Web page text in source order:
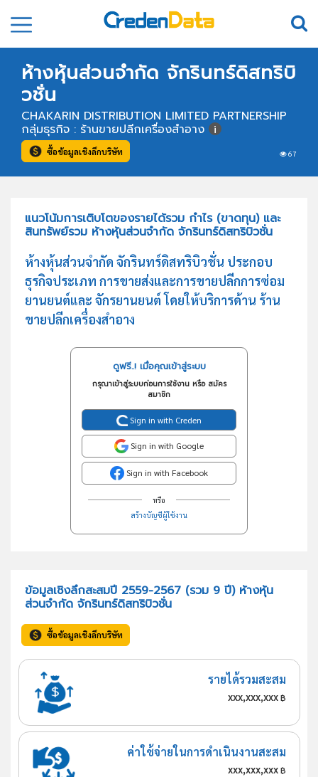
ห้างหุ้นส่วนจำกัด จักรินทร์ดิสทริบิ
วชั่น
CHAKARIN DISTRIBUTION LIMITED PARTNERSHIP
67
กลุ่มธุรกิจ : ร้านขายปลีกเครื่องสำอาง
ซื้อข้อมูลเชิงลึกบริษัท
แนวโน้มการเติบโตของรายได้รวม กำไร (ขาดทุน) และ
สินทรัพย์รวม ห้างหุ้นส่วนจำกัด จักรินทร์ดิสทริบิวชั่น
ห้างหุ้นส่วนจำกัด จักรินทร์ดิสทริบิวชั่น ประกอบ
ธุรกิจประเภท การขายส่งและการขายปลีกการซ่อม
ยานยนต์และ จักรยานยนต์ โดยให้บริการด้าน ร้าน
ขายปลีกเครื่องสำอาง
ดูฟรี..! เมื่อคุณเข้าสู่ระบบ
กรุณาเข้าสู่ระบบก่อนการใช้งาน หรือ สมัคร
สมาชิก
Sign in with Creden
Sign in with Google
Sign in with Facebook
หรือ
สร้างบัญชีผู้ใช้งาน
ข้อมูลเชิงลึกสะสมปี 2559-2567 (รวม 9 ปี) ห้างหุ้น
ส่วนจำกัด จักรินทร์ดิสทริบิวชั่น
ซื้อข้อมูลเชิงลึกบริษัท
รายได้รวมสะสม
xxx,xxx,xxx฿
ค่าใช้จ่ายในการดำเนินงานสะสม
xxx,xxx,xxx฿